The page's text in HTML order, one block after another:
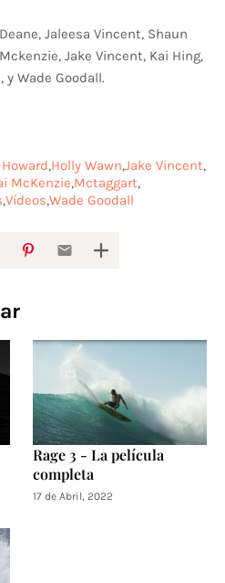
Jaleesa Vincent, Shaun
Jake Vincent, Kai Hing,
y Wade Goodall.
Holly Wawn Jake Vincent
McKenzie Mctaggart
Vídeos Wade Goodall
Rage 3 - La película
completa
17 de Abril, 2022